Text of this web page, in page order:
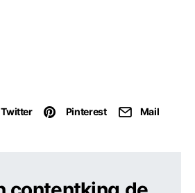
Twitter Pinterest Mail